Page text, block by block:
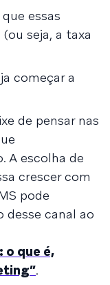
essas
seja, a taxa
começar a
de pensar nas
A escolha de
crescer com
pode
canal ao
o que é,
.